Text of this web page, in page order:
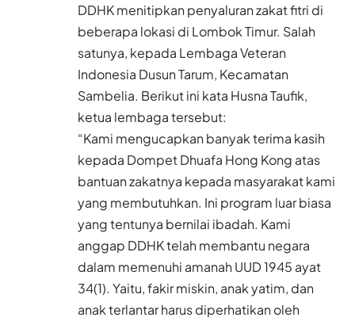
DDHK menitipkan penyaluran zakat fitri di
beberapa lokasi di Lombok Timur. Salah
satunya, kepada Lembaga Veteran
Indonesia Dusun Tarum, Kecamatan
Sambelia. Berikut ini kata Husna Taufik,
ketua lembaga tersebut:
“Kami mengucapkan banyak terima kasih
kepada Dompet Dhuafa Hong Kong atas
bantuan zakatnya kepada masyarakat kami
yang membutuhkan. Ini program luar biasa
yang tentunya bernilai ibadah. Kami
anggap DDHK telah membantu negara
dalam memenuhi amanah UUD 1945 ayat
34(1). Yaitu, fakir miskin, anak yatim, dan
anak terlantar harus diperhatikan oleh